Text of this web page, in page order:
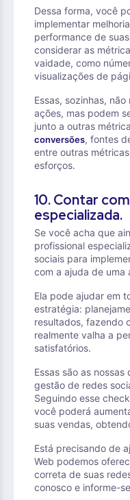
Dessa forma, você
implementar
performance de
considerar as
vaidade, como
visualizações de
Essas, sozinhas,
ações, mas podem
junto a outras
conversões, fontes
entre outras
esforços.
10. Contar
especializada.
Se você acha que
profissional
sociais para
com a ajuda de uma
Ela pode ajudar em
estratégia:
resultados, fazendo
realmente valha a
satisfatórios.
Essas são as
gestão de redes
Seguindo esse
você poderá
suas vendas,
Está precisando de
Web podemos
correta de suas
conosco e informe-